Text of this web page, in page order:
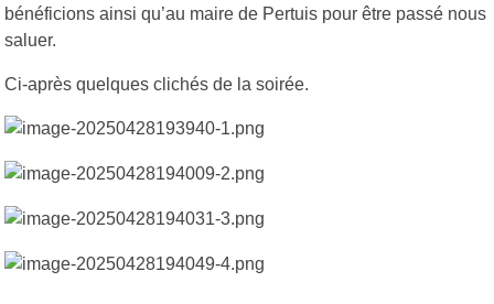
bénéficions ainsi qu’au maire de Pertuis pour être passé nous
saluer.
Ci-après quelques clichés de la soirée.